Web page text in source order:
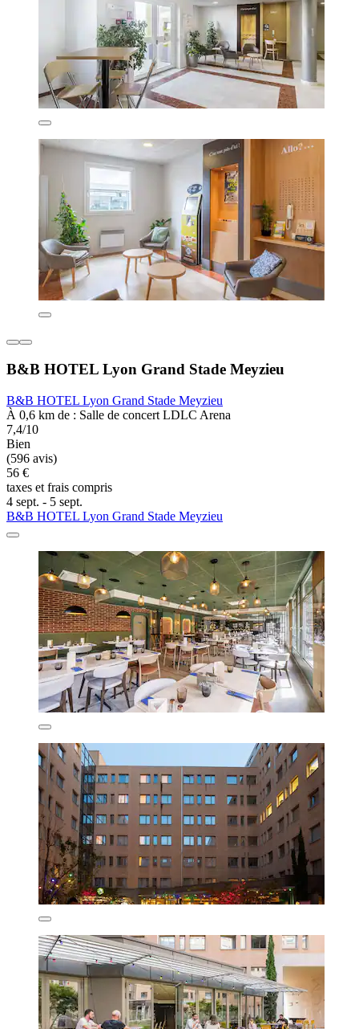
B&B HOTEL Lyon Grand Stade Meyzieu
B&B HOTEL Lyon Grand Stade Meyzieu
À 0,6 km de : Salle de concert LDLC Arena
7,4/10
Bien
(596 avis)
56 €
taxes et frais compris
4 sept. - 5 sept.
B&B HOTEL Lyon Grand Stade Meyzieu